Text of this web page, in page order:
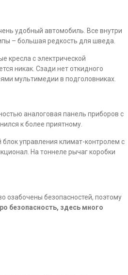
удобный автомобиль. Все внутри
– большая редкость для шведа.
кресла с электрической
никак. Сзади нет откидного
мультимедии в подголовниках.
аналоговая панель приборов с
к более приятному.
управления климат-контролем с
На тоннеле рычаг коробки
озабочены безопасностей, поэтому
безопасность, здесь много